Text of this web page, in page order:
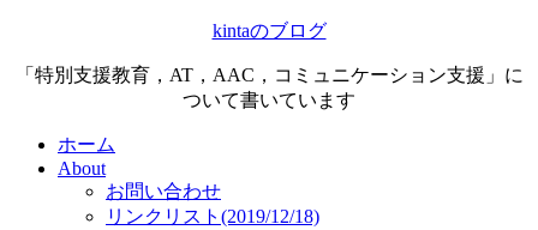
kintaのブログ
「特別支援教育，AT，AAC，コミュニケーション支援」に
ついて書いています
ホーム
About
お問い合わせ
リンクリスト(2019/12/18)